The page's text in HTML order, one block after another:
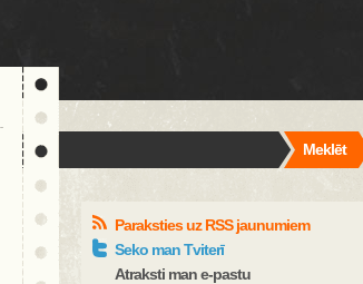
Meklēt
Paraksties uz RSS jaunumiem
Seko man Tviterī
Atraksti man e-pastu